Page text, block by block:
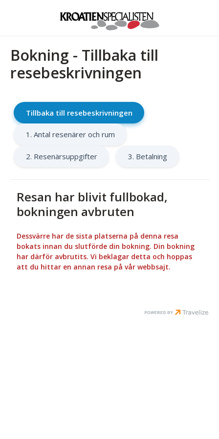
Bokning - Tillbaka till
resebeskrivningen
Tillbaka till resebeskrivningen
1. Antal resenärer och rum
2. Resenärsuppgifter 3. Betalning
Resan har blivit fullbokad,
bokningen avbruten
Dessvärre har de sista platserna på denna resa
bokats innan du slutförde din bokning. Din bokning
har därför avbrutits. Vi beklagar detta och hoppas
att du hittar en annan resa på vår webbsajt.